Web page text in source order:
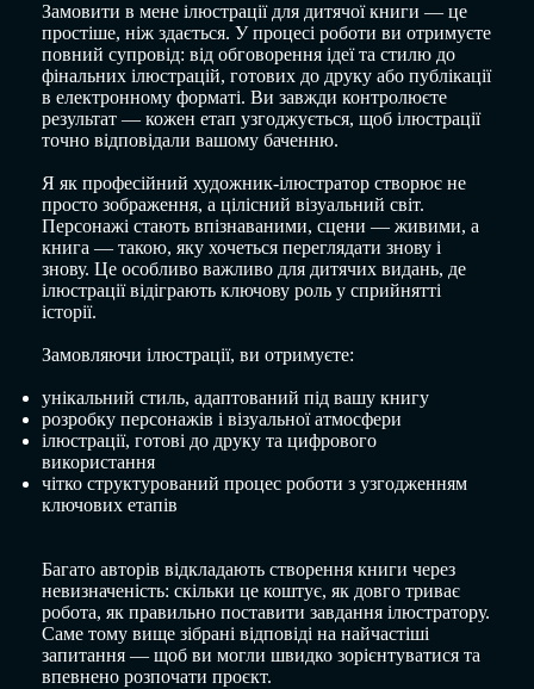
Замовити в мене ілюстрації для дитячої книги — це
простіше, ніж здається. У процесі роботи ви отримуєте
повний супровід: від обговорення ідеї та стилю до
фінальних ілюстрацій, готових до друку або публікації
в електронному форматі. Ви завжди контролюєте
результат — кожен етап узгоджується, щоб ілюстрації
точно відповідали вашому баченню.
Я як професійний художник-ілюстратор створює не
просто зображення, а цілісний візуальний світ.
Персонажі стають впізнаваними, сцени — живими, а
книга — такою, яку хочеться переглядати знову і
знову. Це особливо важливо для дитячих видань, де
ілюстрації відіграють ключову роль у сприйнятті
історії.
Замовляючи ілюстрації, ви отримуєте:
унікальний стиль, адаптований під вашу книгу
розробку персонажів і візуальної атмосфери
ілюстрації, готові до друку та цифрового
використання
чітко структурований процес роботи з узгодженням
ключових етапів
Багато авторів відкладають створення книги через
невизначеність: скільки це коштує, як довго триває
робота, як правильно поставити завдання ілюстратору.
Саме тому вище зібрані відповіді на найчастіші
запитання — щоб ви могли швидко зорієнтуватися та
впевнено розпочати проєкт.